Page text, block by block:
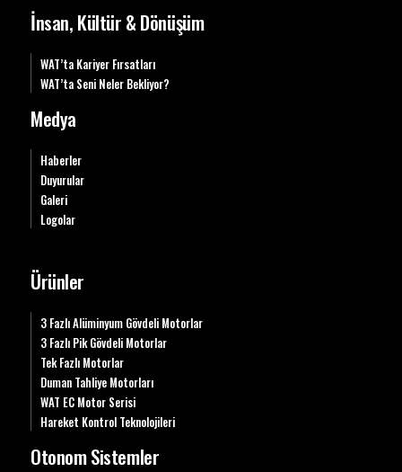
İnsan, Kültür & Dönüşüm
WAT’ta Kariyer Fırsatları
WAT’ta Seni Neler Bekliyor?
Medya
Haberler
Duyurular
Galeri
Logolar
Ürünler
3 Fazlı Alüminyum Gövdeli Motorlar
3 Fazlı Pik Gövdeli Motorlar
Tek Fazlı Motorlar
Duman Tahliye Motorları
WAT EC Motor Serisi
Hareket Kontrol Teknolojileri
Otonom Sistemler